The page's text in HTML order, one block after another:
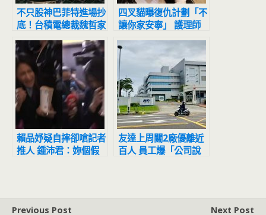
不只股神巴菲特進場抄
底！台積電總裁魏哲家
10月也回補自家股票
四叉貓曝復仇計劃「不
讓你家安寧」 護理師
張喬瑜提告求償百萬元
賴品妤疑自摔卻嗆記者
推人 鍾沛君：妳個假
友達上周關2廠優離近
百人 員工爆「公司說
Previous Post Next Post